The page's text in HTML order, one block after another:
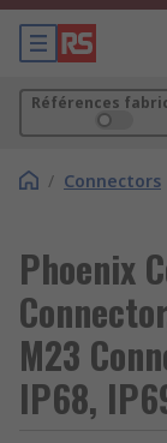
Références
/ Connectors
Phoenix
M23
IP68,